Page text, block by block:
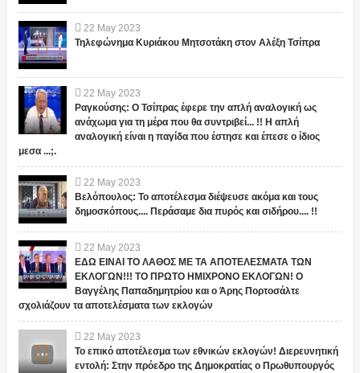
22 May 2023
Τηλεφώνημα Κυριάκου Μητσοτάκη στον Αλέξη Τσίπρα
22 May 2023
Ραγκούσης: Ο Τσίπρας έφερε την απλή αναλογική ως
ανάχωμα για τη μέρα που θα συντριβεί... !! Η απλή
αναλογική είναι η παγίδα που έστησε και έπεσε ο ίδιος
μεσα ...;.
22 May 2023
Βελόπουλος: Το αποτέλεσμα διέψευσε ακόμα και τους
δημοσκόπους.... Περάσαμε δια πυρός και σιδήρου.... !!
22 May 2023
ΕΔΩ ΕΙΝΑΙ ΤΟ ΛΑΘΟΣ ΜΕ ΤΑ ΑΠΟΤΕΛΕΣΜΑΤΑ ΤΩΝ
ΕΚΛΟΓΩΝ!!! ΤΟ ΠΡΩΤΟ ΗΜΙΧΡΟΝΟ ΕΚΛΟΓΩΝ! Ο
Βαγγέλης Παπαδημητρίου και ο Άρης Πορτοσάλτε
σχολιάζουν τα αποτελέσματα των εκλογών
22 May 2023
Το επικό αποτέλεσμα των εθνικών εκλογών! Διερευνητική
εντολή: Στην πρόεδρο της Δημοκρατίας ο Πρωθυπουργός